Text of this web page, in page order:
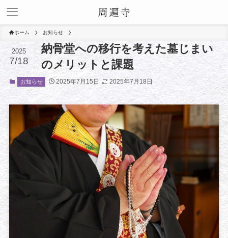
ホーム お知らせ
納骨堂への移行を考えた墓じまい
のメリットと課題
2025
7/18
お知らせ 2025年7月15日 2025年7月18日